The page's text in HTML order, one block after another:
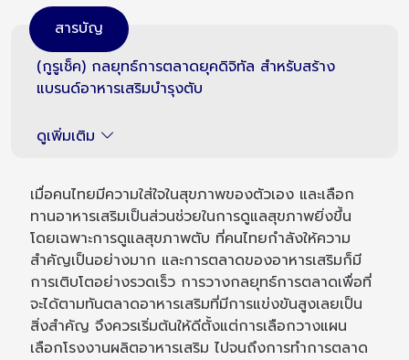
สารบัญ
(กูรูเช็ค) กลยุทธ์การตลาดยุคดิจิทัล สำหรับสร้าง
แบรนด์อาหารเสริมบำรุงตับ
ดูเพิ่มเติม
เมื่อคนไทยมีความใส่ใจในสุขภาพของตัวเอง และเลือก
ทานอาหารเสริมเป็นส่วนช่วยในการดูแลสุขภาพยิ่งขึ้น
โดยเฉพาะการดูแลสุขภาพตับ ที่คนไทยกำลังให้ความ
สำคัญเป็นอย่างมาก และการตลาดของอาหารเสริมก็มี
การเติบโตอย่างรวดเร็ว การวางกลยุทธ์การตลาดเพื่อที่
จะได้ตามทันตลาดอาหารเสริมที่มีการแข่งขันสูงเลยเป็น
สิ่งสำคัญ จึงควรเริ่มต้นให้ดีตั้งแต่การเลือกวางแผน
เลือกโรงงานผลิตอาหารเสริม ไปจนถึงการทำการตลาด